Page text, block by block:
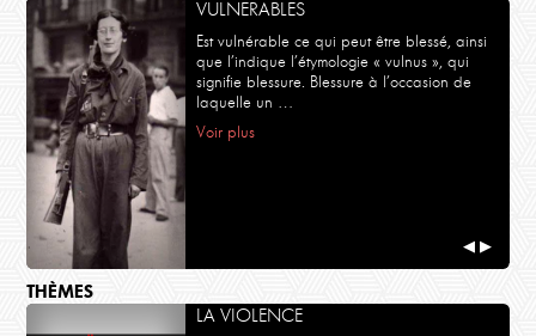
VULNERABLES
Est vulnérable ce qui peut être blessé, ainsi
que l’indique l’étymologie « vulnus », qui
signifie blessure. Blessure à l’occasion de
laquelle un …
Voir plus
◀ ▶
THÈMES
LA VIOLENCE